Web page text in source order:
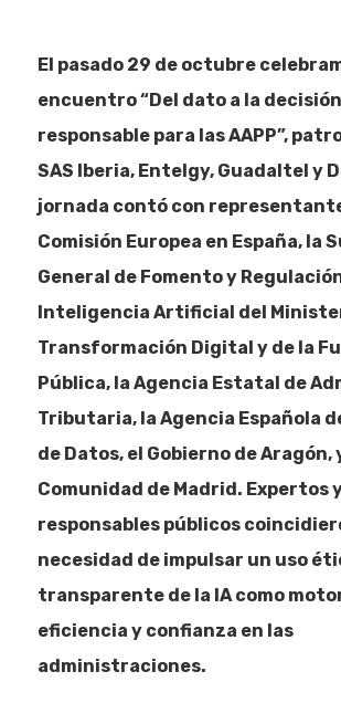
El pasado 29 de octubre
encuentro “Del dato a la
responsable para las AAPP”,
SAS Iberia, Entelgy, Guadaltel y
jornada contó con
Comisión Europea en España, la
General de Fomento y
Inteligencia Artificial del
Transformación Digital y de la
Pública, la Agencia Estatal de
Tributaria, la Agencia Española
de Datos, el Gobierno de Aragón,
Comunidad de Madrid. Expertos
responsables públicos
necesidad de impulsar un uso
transparente de la IA como
eficiencia y confianza en las
administraciones.